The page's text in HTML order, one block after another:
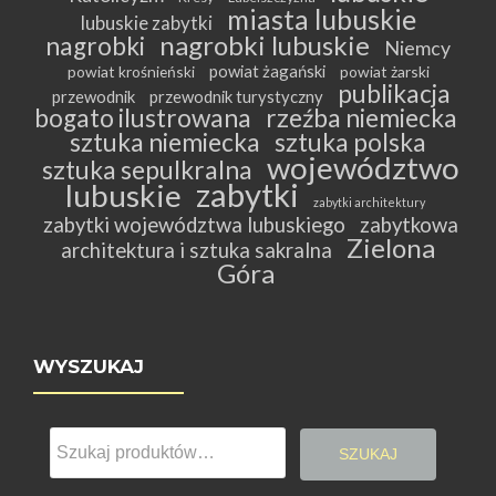
lubuskie zabytki miasta lubuskie
nagrobki nagrobki lubuskie Niemcy
powiat krośnieński powiat żagański powiat żarski
przewodnik przewodnik turystyczny
publikacja
bogato ilustrowana
rzeźba niemiecka
sztuka niemiecka sztuka polska
sztuka sepulkralna województwo
lubuskie zabytki zabytki architektury
zabytki województwa lubuskiego
zabytkowa
architektura i sztuka sakralna
Zielona
Góra
WYSZUKAJ
Szukaj:
SZUKAJ